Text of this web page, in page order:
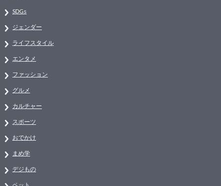
SDGs
ジェンダー
ライフスタイル
エンタメ
ファッション
グルメ
カルチャー
スポーツ
おでかけ
まめ学
デジもの